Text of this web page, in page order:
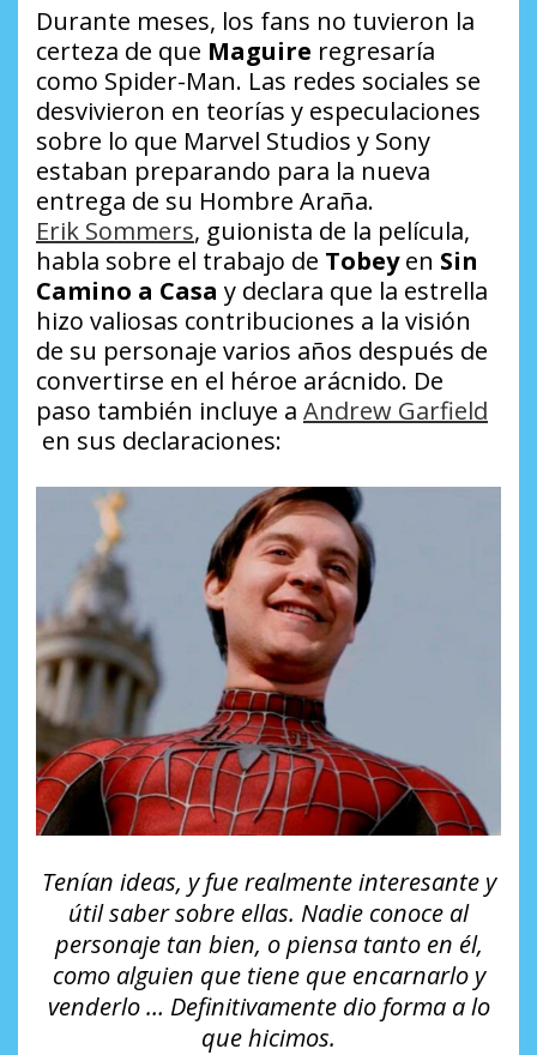
Durante meses, los fans no tuvieron la
certeza de que Maguire regresaría
como Spider-Man. Las redes sociales se
desvivieron en teorías y especulaciones
sobre lo que Marvel Studios y Sony
estaban preparando para la nueva
entrega de su Hombre Araña.
Erik Sommers, guionista de la película,
habla sobre el trabajo de Tobeyen Sin
Camino a Casa y declara que la estrella
hizo valiosas contribuciones a la visión
de su personaje varios años después de
convertirse en el héroe arácnido. De
paso también incluye a Andrew Garfield
en sus declaraciones:
Tenían ideas, y fue realmente interesante y
útil saber sobre ellas. Nadie conoce al
personaje tan bien, o piensa tanto en él,
como alguien que tiene que encarnarlo y
venderlo … Definitivamente dio forma a lo
que hicimos.